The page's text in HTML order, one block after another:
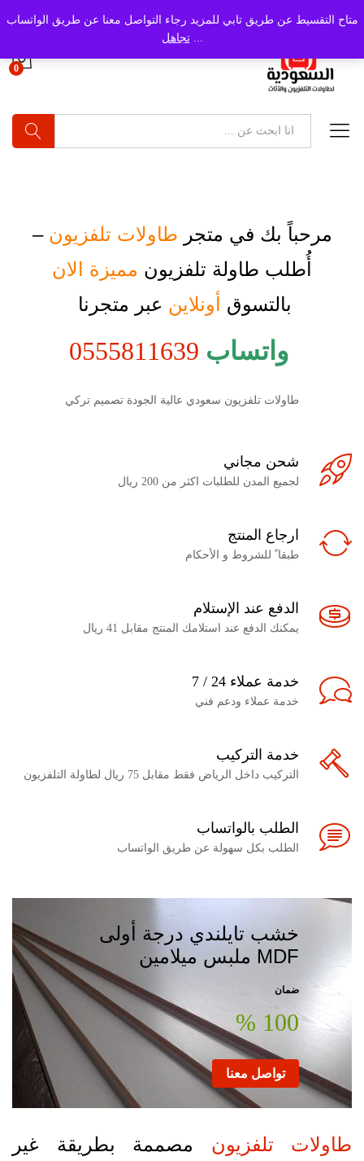
متاح التقسيط عن طريق تابي للمزيد رجاء التواصل معنا عن طريق الواتساب
...تجاهل
0
مرحباً بك في متجر طاولات تلفزيون –
أُطلب طاولة تلفزيون مميزة الان
بالتسوق أونلاين عبر متجرنا
واتساب
طاولات تلفزيون سعودي عالية الجودة تصميم تركي
شحن مجاني
لجميع المدن للطلبات اكثر من 200 ريال
ارجاع المنتج
طبقا ً للشروط و الأحكام
الدفع عند الإستلام
يمكنك الدفع عند استلامك المنتج مقابل 41 ريال
خدمة عملاء 24 / 7
خدمة عملاء ودعم فني
خدمة التركيب
التركيب داخل الرياض فقط مقابل 75 ريال لطاولة التلفزيون
الطلب بالواتساب
الطلب بكل سهولة عن طريق الواتساب
خشب تايلندي درجة أولى
MDF ملبس ميلامين
ضمان
100 %
تواصل معنا
طاولات تلفزيون مصممة بطريقة غير